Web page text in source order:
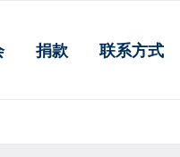
捐款 联系方式